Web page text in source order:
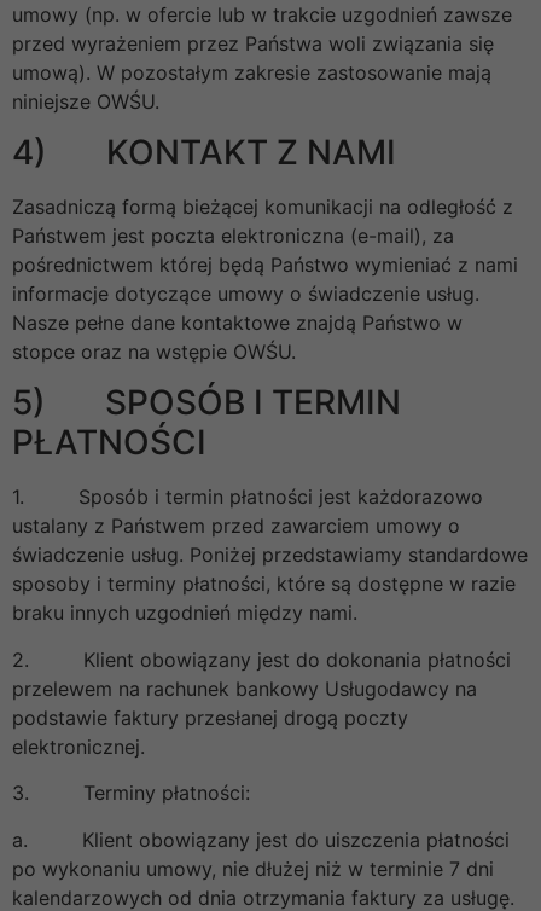
umowy (np. w ofercie lub w trakcie uzgodnień zawsze
przed wyrażeniem przez Państwa woli związania się
umową). W pozostałym zakresie zastosowanie mają
niniejsze OWŚU.
4) KONTAKT Z NAMI
Zasadniczą formą bieżącej komunikacji na odległość z
Państwem jest poczta elektroniczna (e-mail), za
pośrednictwem której będą Państwo wymieniać z nami
informacje dotyczące umowy o świadczenie usług.
Nasze pełne dane kontaktowe znajdą Państwo w
stopce oraz na wstępie OWŚU.
5) SPOSÓB I TERMIN
PŁATNOŚCI
1. Sposób i termin płatności jest każdorazowo
ustalany z Państwem przed zawarciem umowy o
świadczenie usług. Poniżej przedstawiamy standardowe
sposoby i terminy płatności, które są dostępne w razie
braku innych uzgodnień między nami.
2. Klient obowiązany jest do dokonania płatności
przelewem na rachunek bankowy Usługodawcy na
podstawie faktury przesłanej drogą poczty
elektronicznej.
3. Terminy płatności:
a. Klient obowiązany jest do uiszczenia płatności
po wykonaniu umowy, nie dłużej niż w terminie 7 dni
kalendarzowych od dnia otrzymania faktury za usługę.